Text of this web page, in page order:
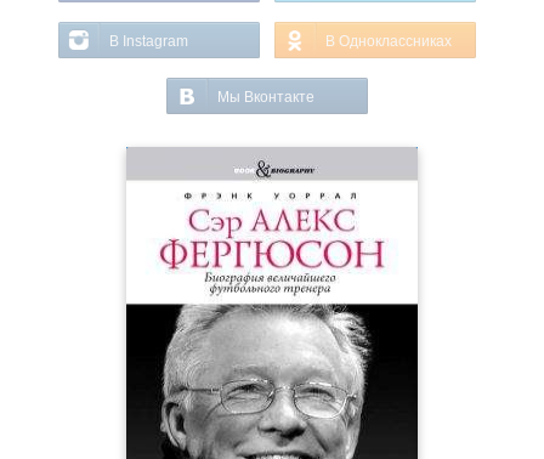
В Instagram В Одноклассниках
Мы Вконтакте